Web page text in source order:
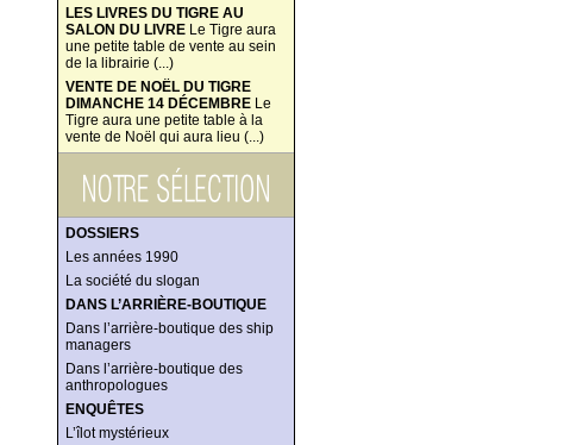
LES LIVRES DU TIGRE AU
SALON DU LIVRE Le Tigre aura
une petite table de vente au sein
de la librairie (...)
VENTE DE NOËL DU TIGRE
DIMANCHE 14 DÉCEMBRE Le
Tigre aura une petite table à la
vente de Noël qui aura lieu (...)
DOSSIERS
Les années 1990
La société du slogan
DANS L’ARRIÈRE-BOUTIQUE
Dans l’arrière-boutique des ship
managers
Dans l’arrière-boutique des
anthropologues
ENQUÊTES
L’îlot mystérieux